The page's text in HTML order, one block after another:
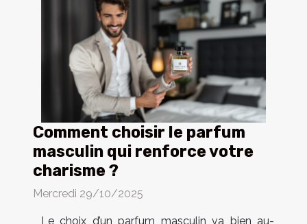
Comment choisir le parfum
masculin qui renforce votre
charisme ?
Mercredi 29/10/2025
Le choix d’un parfum masculin va bien au-